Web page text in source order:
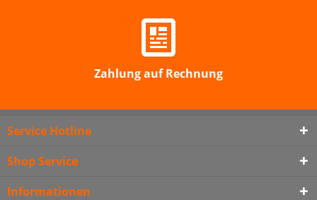
Zahlung auf Rechnung
Service Hotline
Shop Service
Informationen